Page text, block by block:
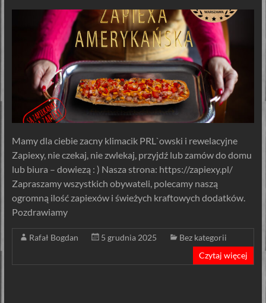
Mamy dla ciebie zacny klimacik PRL`owski i rewelacyjne
Zapiexy, nie czekaj, nie zwlekaj, przyjdź lub zamów do domu
lub biura – dowiezą : ) Nasza strona: https://zapiexy.pl/
Zapraszamy wszystkich obywateli, polecamy naszą
ogromną ilość zapiexów i świeżych kraftowych dodatków.
Pozdrawiamy
Rafał Bogdan 5 grudnia 2025
Bez kategorii
Czytaj więcej